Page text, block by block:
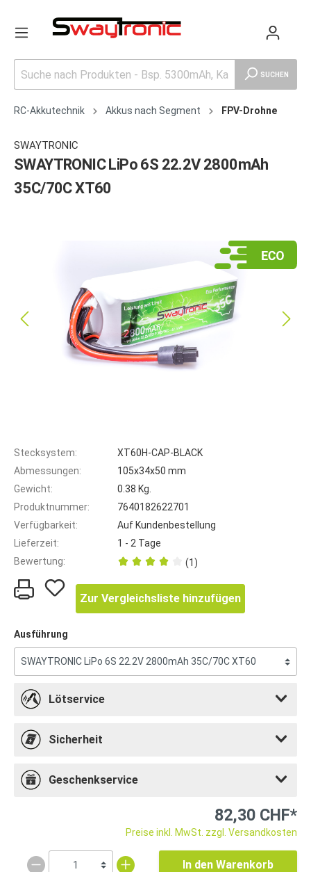
SUCHEN
RC-Akkutechnik Akkus nach Segment FPV-Drohne
SWAYTRONIC
SWAYTRONIC LiPo 6S 22.2V 2800mAh
35C/70C XT60
Stecksystem:
XT60H-CAP-BLACK
Abmessungen:
105x34x50 mm
Gewicht:
0.38 Kg.
Produktnummer:
7640182622701
Verfügbarkeit:
Auf Kundenbestellung
Lieferzeit:
1 - 2 Tage
Bewertung:
(1)
Zur Vergleichsliste hinzufügen
Ausführung
Lötservice
Sicherheit
Geschenkservice
82,30 CHF*
Preise inkl. MwSt. zzgl. Versandkosten
In den Warenkorb